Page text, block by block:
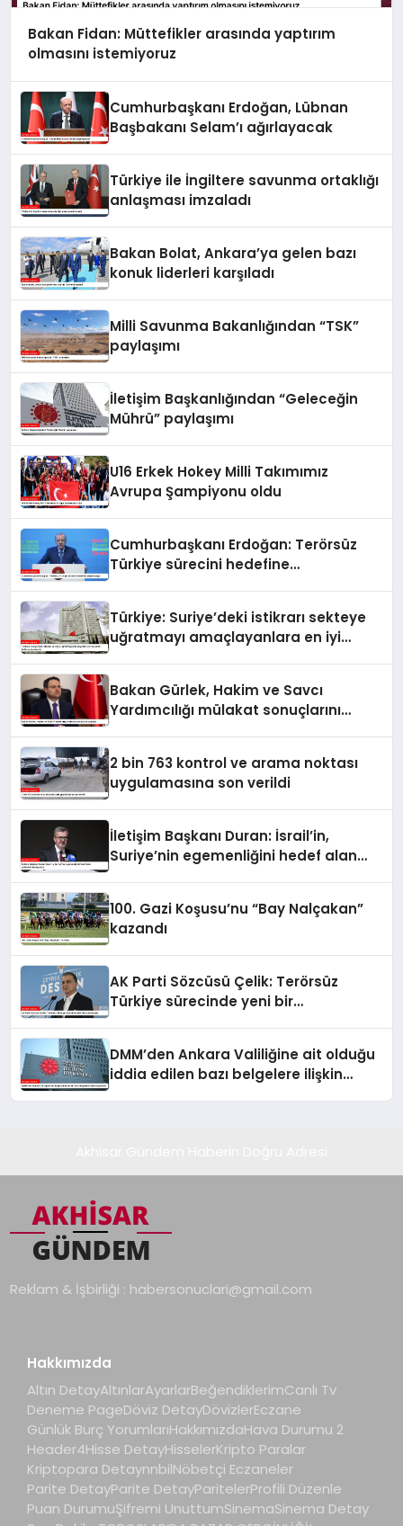
Bakan Fidan: Müttefikler arasında yaptırım
olmasını istemiyoruz
Cumhurbaşkanı Erdoğan, Lübnan
Başbakanı Selam’ı ağırlayacak
Türkiye ile İngiltere savunma ortaklığı
anlaşması imzaladı
Bakan Bolat, Ankara’ya gelen bazı
konuk liderleri karşıladı
Milli Savunma Bakanlığından “TSK”
paylaşımı
İletişim Başkanlığından “Geleceğin
Mührü” paylaşımı
U16 Erkek Hokey Milli Takımımız
Avrupa Şampiyonu oldu
Cumhurbaşkanı Erdoğan: Terörsüz
Türkiye sürecini hedefine
Türkiye: Suriye’deki istikrarı sekteye
uğratmayı amaçlayanlara en iyi
Bakan Gürlek, Hakim ve Savcı
Yardımcılığı mülakat sonuçlarını
2 bin 763 kontrol ve arama noktası
uygulamasına son verildi
İletişim Başkanı Duran: İsrail’in,
Suriye’nin egemenliğini hedef alan
100. Gazi Koşusu’nu “Bay Nalçakan”
kazandı
AK Parti Sözcüsü Çelik: Terörsüz
Türkiye sürecinde yeni bir
DMM’den Ankara Valiliğine ait olduğu
iddia edilen bazı belgelere ilişkin
Reklam & İşbirliği : habersonuclari@gmail.com
Hakkımızda
Altın DetayAltınlarAyarlarBeğendiklerimCanlı Tv
Deneme PageDöviz DetayDövizlerEczane
Günlük Burç YorumlarıHakkımızdaHava Durumu 2
Header4Hisse DetayHisselerKripto Paralar
Kriptopara DetaynnbilNöbetçi Eczaneler
Parite DetayParite DetayParitelerProfili Düzenle
Puan DurumuŞifremi UnuttumSinemaSinema Detay